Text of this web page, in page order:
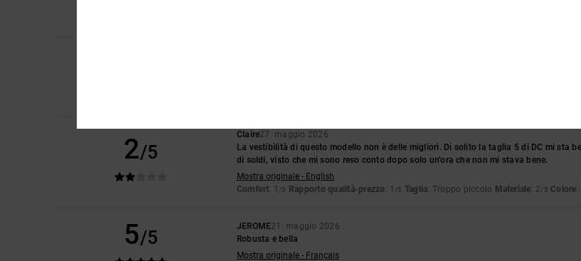
2/5
Claire27. maggio 2026
La vestibilità di questo modello non è delle migliori. Di solito la taglia 5 di DC mi sta
di soldi, visto che mi sono reso conto dopo solo un’ora che non mi stava bene.
Mostra originale - English
Comfort: 1 /5 Rapporto qualità-prezzo: 1 /5 Taglia: Troppo piccolo Materiale: 2/5 Colore:
5/5
JEROME21. maggio 2026
Robusta e bella
Mostra originale - Français